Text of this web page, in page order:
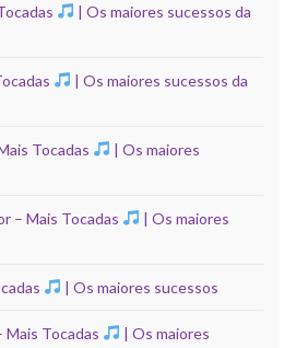
| Os maiores sucessos da
| Os maiores sucessos da
Tocadas
| Os maiores
– Mais Tocadas
| Os maiores
| Os maiores sucessos
Mais Tocadas
| Os maiores